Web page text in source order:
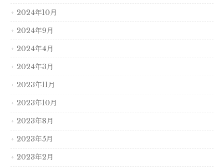
2024年10月
2024年9月
2024年4月
2024年3月
2023年11月
2023年10月
2023年8月
2023年5月
2023年2月